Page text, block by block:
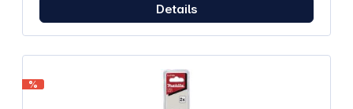
Details
%